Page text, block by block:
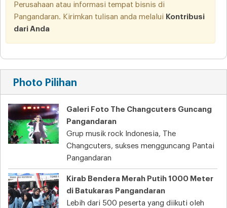
Perusahaan atau informasi tempat bisnis di
Pangandaran. Kirimkan tulisan anda melalui Kontribusi
dari Anda
Photo Pilihan
Galeri Foto The Changcuters Guncang
Pangandaran
Grup musik rock Indonesia, The
Changcuters, sukses mengguncang Pantai
Pangandaran
Kirab Bendera Merah Putih 1000 Meter
di Batukaras Pangandaran
Lebih dari 500 peserta yang diikuti oleh